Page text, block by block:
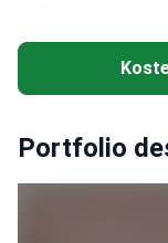
Portfolio